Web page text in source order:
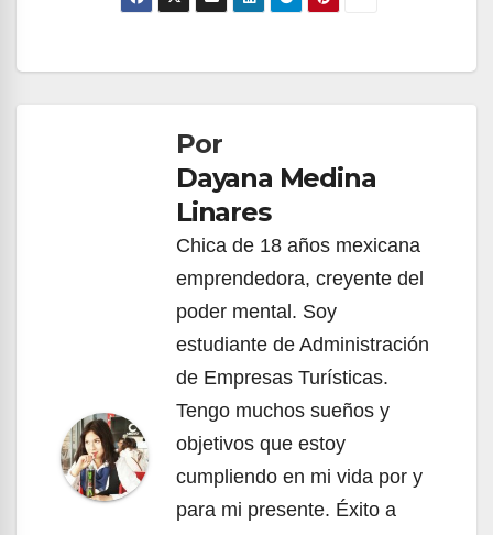
Navegación
entradasPor
Dayana Medina
Linares
Chica de 18 años mexicana
emprendedora, creyente del
poder mental. Soy
estudiante de Administración
de Empresas Turísticas.
Tengo muchos sueños y
objetivos que estoy
cumpliendo en mi vida por y
para mi presente. Éxito a